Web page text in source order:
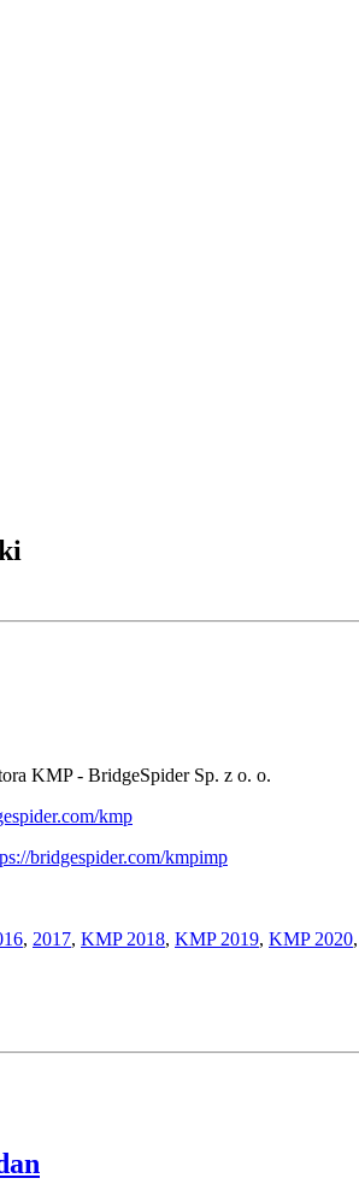
KMP - BridgeSpider Sp. z o. o.
kmp
bridgespider.com/kmpimp
, 2017, KMP 2018, KMP 2019, KMP 2020,